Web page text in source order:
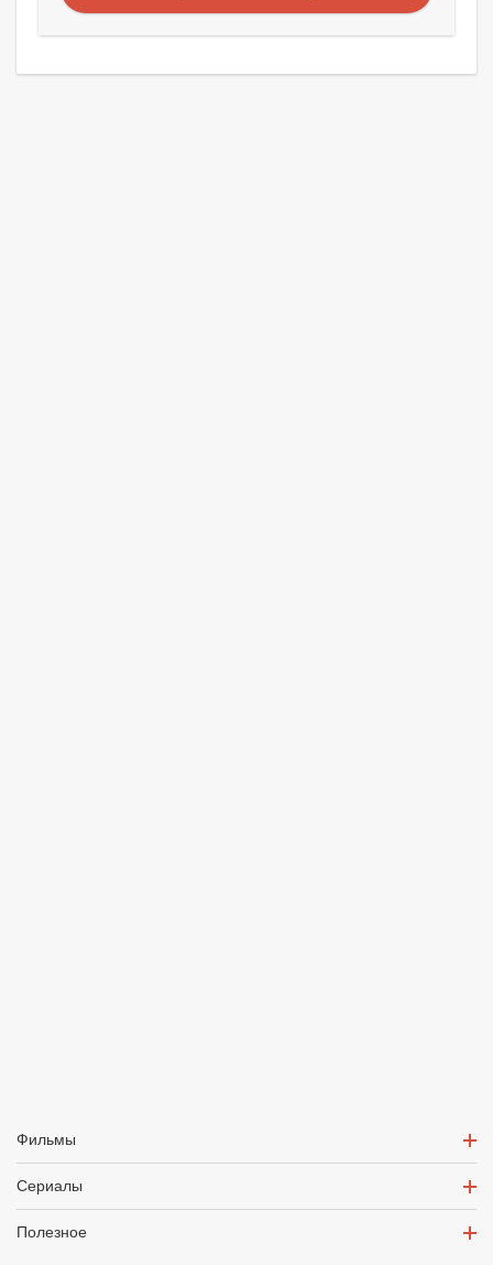
Фильмы
Сериалы
Полезное